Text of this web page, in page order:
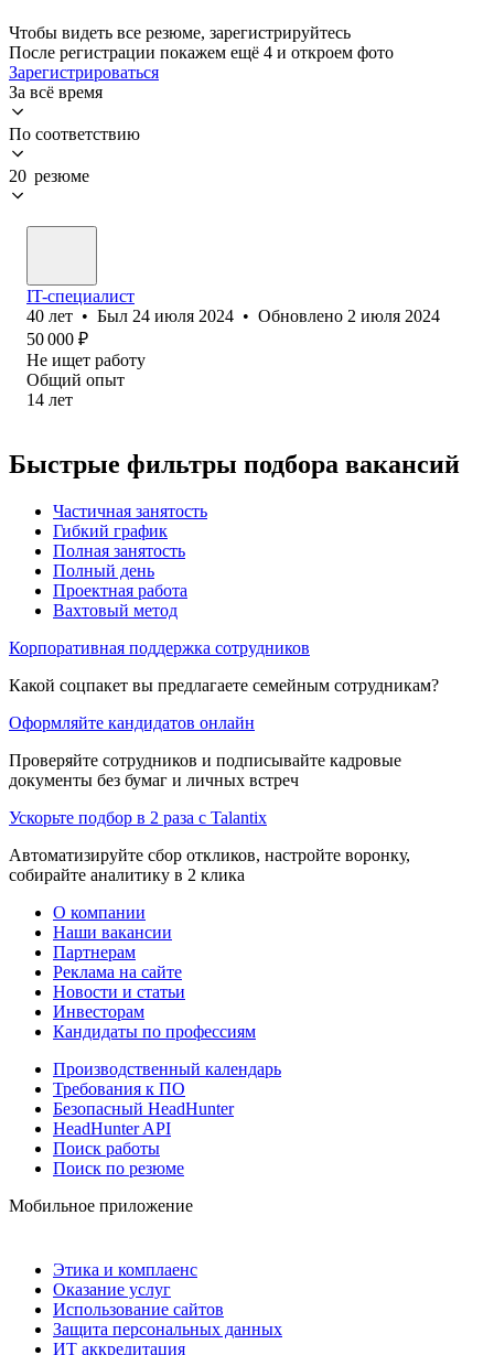
Чтобы видеть все резюме, зарегистрируйтесь
После регистрации покажем ещё 4 и откроем фото
Зарегистрироваться
За всё время
По соответствию
20 резюме
IT-специалист
40 лет • Был 24 июля 2024 • Обновлено 2 июля 2024
50 000 ₽
Не ищет работу
Общий опыт
14 лет
Быстрые фильтры подбора вакансий
Частичная занятость
Гибкий график
Полная занятость
Полный день
Проектная работа
Вахтовый метод
Корпоративная поддержка сотрудников
Какой соцпакет вы предлагаете семейным сотрудникам?
Оформляйте кандидатов онлайн
Проверяйте сотрудников и подписывайте кадровые
документы без бумаг и личных встреч
Ускорьте подбор в 2 раза с Talantix
Автоматизируйте сбор откликов, настройте воронку,
собирайте аналитику в 2 клика
О компании
Наши вакансии
Партнерам
Реклама на сайте
Новости и статьи
Инвесторам
Кандидаты по профессиям
Производственный календарь
Требования к ПО
Безопасный HeadHunter
HeadHunter API
Поиск работы
Поиск по резюме
Мобильное приложение
Этика и комплаенс
Оказание услуг
Использование сайтов
Защита персональных данных
ИТ аккредитация